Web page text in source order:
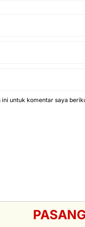
ini untuk komentar saya